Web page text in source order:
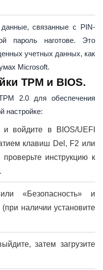
связанные с PIN-
пароль наготове. Это
учетных данных, как
Microsoft.
TPM и BIOS.
2.0 для обеспечения
настройке:
и войдите в BIOS/UEFI
клавиш Del, F2 или
инструкцию к
«Безопасность» и
наличии установите
затем загрузите